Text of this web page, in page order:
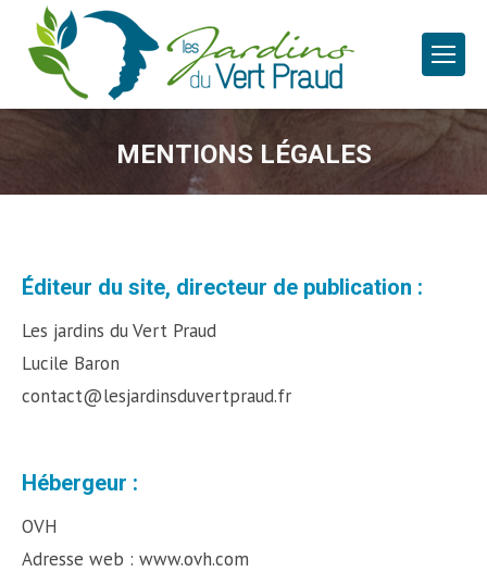
MENTIONS LÉGALES
Éditeur du site, directeur de publication :
Les jardins du Vert Praud
Lucile Baron
contact@lesjardinsduvertpraud.fr
Hébergeur :
OVH
Adresse web : www.ovh.com